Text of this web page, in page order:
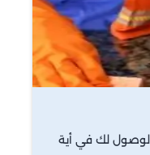
لك في أية